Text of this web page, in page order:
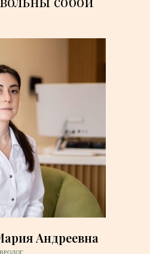
Андреевна